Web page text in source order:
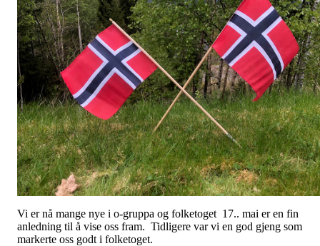
Vi er nå mange nye i o-gruppa og folketoget 17.. mai er en fin
anledning til å vise oss fram. Tidligere var vi en god gjeng som
markerte oss godt i folketoget.